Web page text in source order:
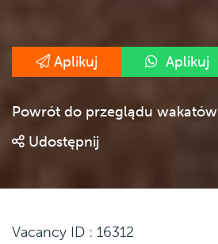
Aplikuj Aplikuj
Powrót do przeglądu wakatów
Udostępnij
Vacancy ID : 16312